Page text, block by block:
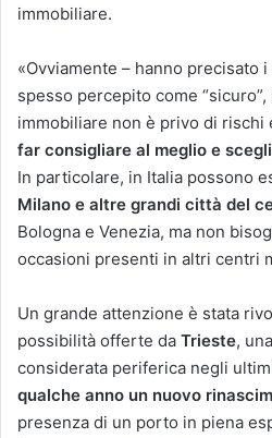
immobiliare.
«Ovviamente – hanno precisato
spesso percepito come “sicuro”,
immobiliare non è privo di rischi
far consigliare al meglio e
In particolare, in Italia possono
Milano e altre grandi città del
Bologna e Venezia, ma non
occasioni presenti in altri centri
Un grande attenzione è stata
possibilità offerte da Trieste,
considerata periferica negli
qualche anno un nuovo
presenza di un porto in piena